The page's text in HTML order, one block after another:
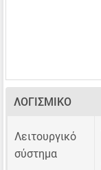
ΛΟΓΙΣΜΙΚΌ
Λειτουργικό
σύστημα